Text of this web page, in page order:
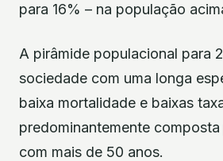
para 16% – na população
A pirâmide populacional para
sociedade com uma longa
baixa mortalidade e baixas
predominantemente
com mais de 50 anos.